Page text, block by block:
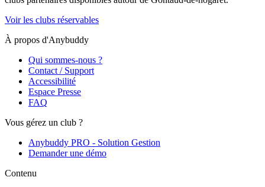
Voir les clubs réservables
À propos d'Anybuddy
Qui sommes-nous ?
Contact / Support
Accessibilité
Espace Presse
FAQ
Vous gérez un club ?
Anybuddy PRO - Solution Gestion
Demander une démo
Contenu